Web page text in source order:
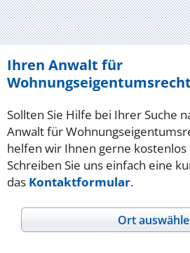
Ihren Anwalt für
Sollten Sie Hilfe bei Ihrer Suche
Anwalt für
helfen wir Ihnen gerne
Schreiben Sie uns einfach eine
das Kontaktformular.
Ort